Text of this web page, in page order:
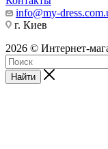
info@my-
г. Киев
2026 © Интернет-
Найти